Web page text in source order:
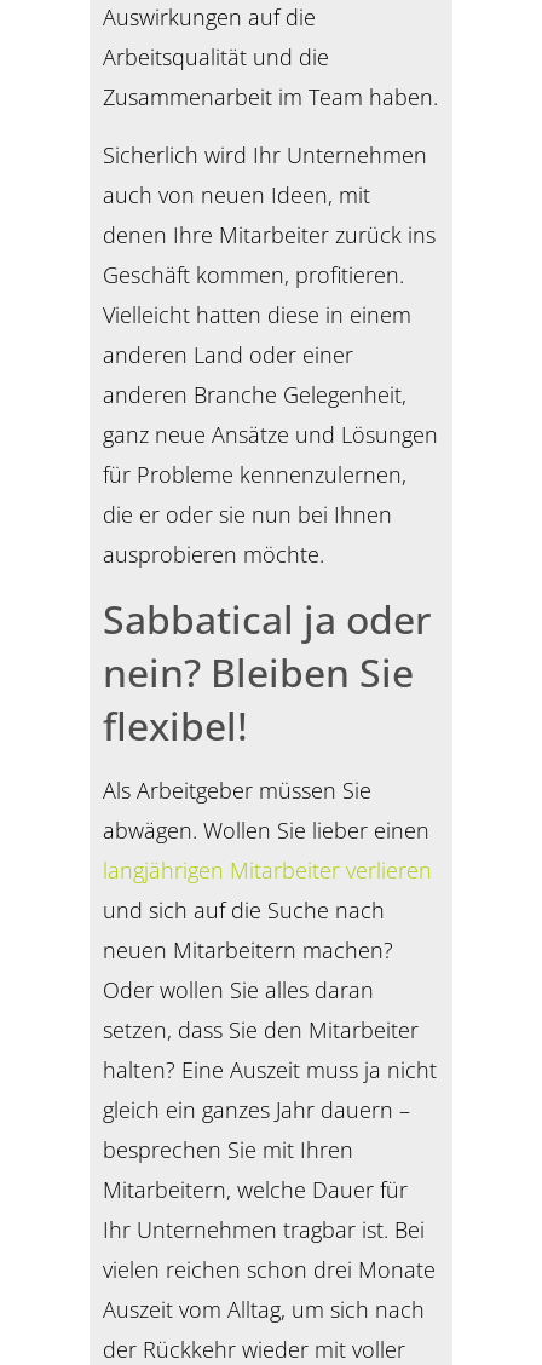
Auswirkungen auf die
Arbeitsqualität und die
Zusammenarbeit im Team haben.
Sicherlich wird Ihr Unternehmen
auch von neuen Ideen, mit
denen Ihre Mitarbeiter zurück ins
Geschäft kommen, profitieren.
Vielleicht hatten diese in einem
anderen Land oder einer
anderen Branche Gelegenheit,
ganz neue Ansätze und Lösungen
für Probleme kennenzulernen,
die er oder sie nun bei Ihnen
ausprobieren möchte.
Sabbatical ja oder
nein? Bleiben Sie
flexibel!
Als Arbeitgeber müssen Sie
abwägen. Wollen Sie lieber einen
langjährigen Mitarbeiter verlieren
und sich auf die Suche nach
neuen Mitarbeitern machen?
Oder wollen Sie alles daran
setzen, dass Sie den Mitarbeiter
halten? Eine Auszeit muss ja nicht
gleich ein ganzes Jahr dauern –
besprechen Sie mit Ihren
Mitarbeitern, welche Dauer für
Ihr Unternehmen tragbar ist. Bei
vielen reichen schon drei Monate
Auszeit vom Alltag, um sich nach
der Rückkehr wieder mit voller